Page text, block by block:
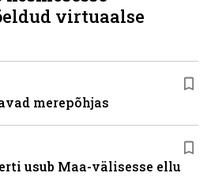
virtuaalse
merepõhjas
usub Maa-välisesse ellu